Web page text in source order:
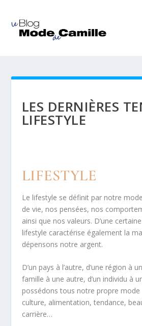
LES DERNIÈRES
LIFESTYLE
LIFESTYLE
Le lifestyle se définit par notre
de vie, nos pensées, nos
ainsi que nos valeurs. D’une
lifestyle caractérise également la
dépensons notre argent.
D’un pays à l’autre, d’une région à
famille à une autre, d’un individu à
possédons tous notre propre mode
culture, alimentation, tendance,
carrière…